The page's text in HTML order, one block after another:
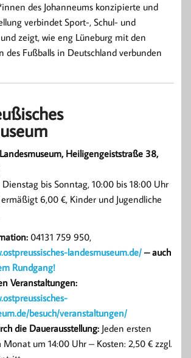
des Johanneums konzipierte und
verbindet Sport-, Schul- und
zeigt, wie eng Lüneburg mit den
des Fußballs in Deutschland verbunden
Heiligengeiststraße 38,
bis Sonntag, 10:00 bis 18:00 Uhr
6,00 €, Kinder und Jugendliche
04131 759 950,
landesmuseum.de/– auch
Rundgang!
Veranstaltungen:
besuch/veranstaltungen/
die Dauerausstellung: Jeden ersten
um 14:00 Uhr – Kosten: 2,50 € zzgl.